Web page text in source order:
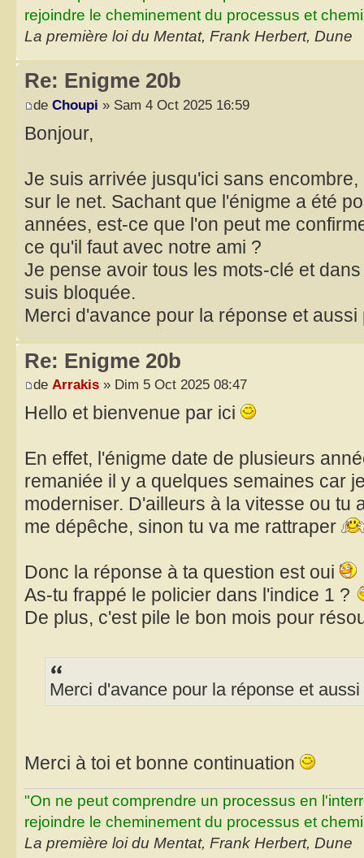
rejoindre le cheminement du processus et
La première loi du Mentat, Frank Herbert, Dune
Re: Enigme 20b
de Choupi » Sam 4 Oct 2025 16:59
Bonjour,
Je suis arrivée jusqu'ici sans
sur le net. Sachant que l'énigme a été
années, est-ce que l'on peut me
ce qu'il faut avec notre ami ?
Je pense avoir tous les mots-clé et
suis bloquée.
Merci d'avance pour la réponse et
Re: Enigme 20b
de Arrakis » Dim 5 Oct 2025 08:47
Hello et bienvenue par ici
En effet, l'énigme date de plusieurs
remaniée il y a quelques semaines car
moderniser. D'ailleurs à la vitesse ou tu
me dépêche, sinon tu va me rattraper
Donc la réponse à ta question est oui
As-tu frappé le policier dans l'indice 1 ?
De plus, c'est pile le bon mois pour
Merci d'avance pour la réponse et
Merci à toi et bonne continuation
"On ne peut comprendre un processus en
rejoindre le cheminement du processus et
La première loi du Mentat, Frank Herbert, Dune